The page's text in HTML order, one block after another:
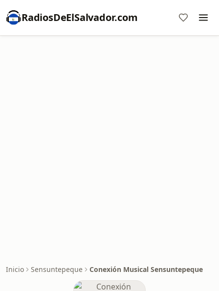
RadiosDeElSalvador.com
Inicio Sensuntepeque Conexión Musical Sensuntepeque